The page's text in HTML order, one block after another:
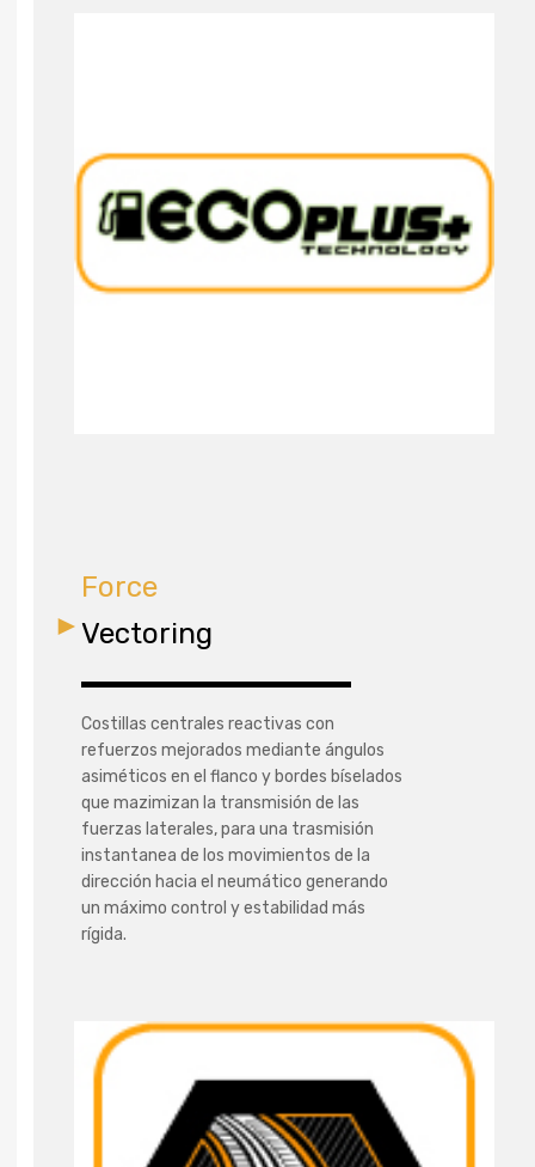
Force
Vectoring
Costillas centrales reactivas con
refuerzos mejorados mediante ángulos
asiméticos en el flanco y bordes bíselados
que mazimizan la transmisión de las
fuerzas laterales, para una trasmisión
instantanea de los movimientos de la
dirección hacia el neumático generando
un máximo control y estabilidad más
rígida.